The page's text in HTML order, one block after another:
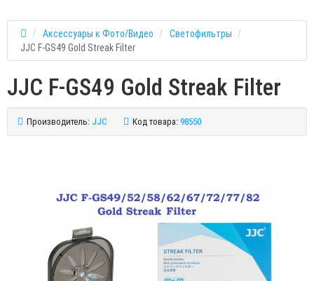
Аксессуары к Фото/Видео
Светофильтры
JJC F-GS49 Gold Streak Filter
JJC F-GS49 Gold Streak Filter
Производитель: JJC Код товара: 98550